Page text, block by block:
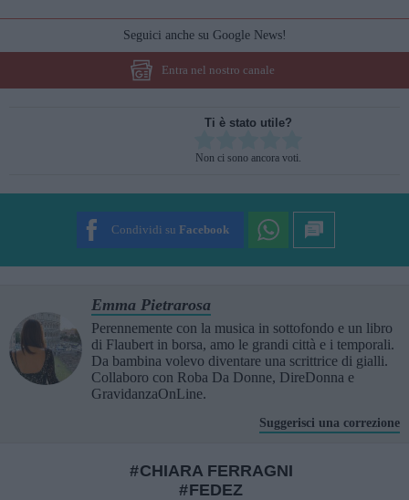
Seguici anche su Google News!
Entra nel nostro canale
Ti è stato utile?
Non ci sono ancora voti.
Condividi su Facebook
Emma Pietrarosa
Perennemente con la musica in sottofondo e un libro
di Flaubert in borsa, amo le grandi città e i temporali.
Da bambina volevo diventare una scrittrice di gialli.
Collaboro con Roba Da Donne, DireDonna e
GravidanzaOnLine.
Suggerisci una correzione
CHIARA FERRAGNI
FEDEZ